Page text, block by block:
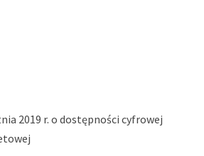
2019 r. o dostępności cyfrowej